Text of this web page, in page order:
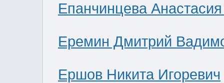
Епанчинцева
Еремин Дмитрий
Ершов Никита Игоревич